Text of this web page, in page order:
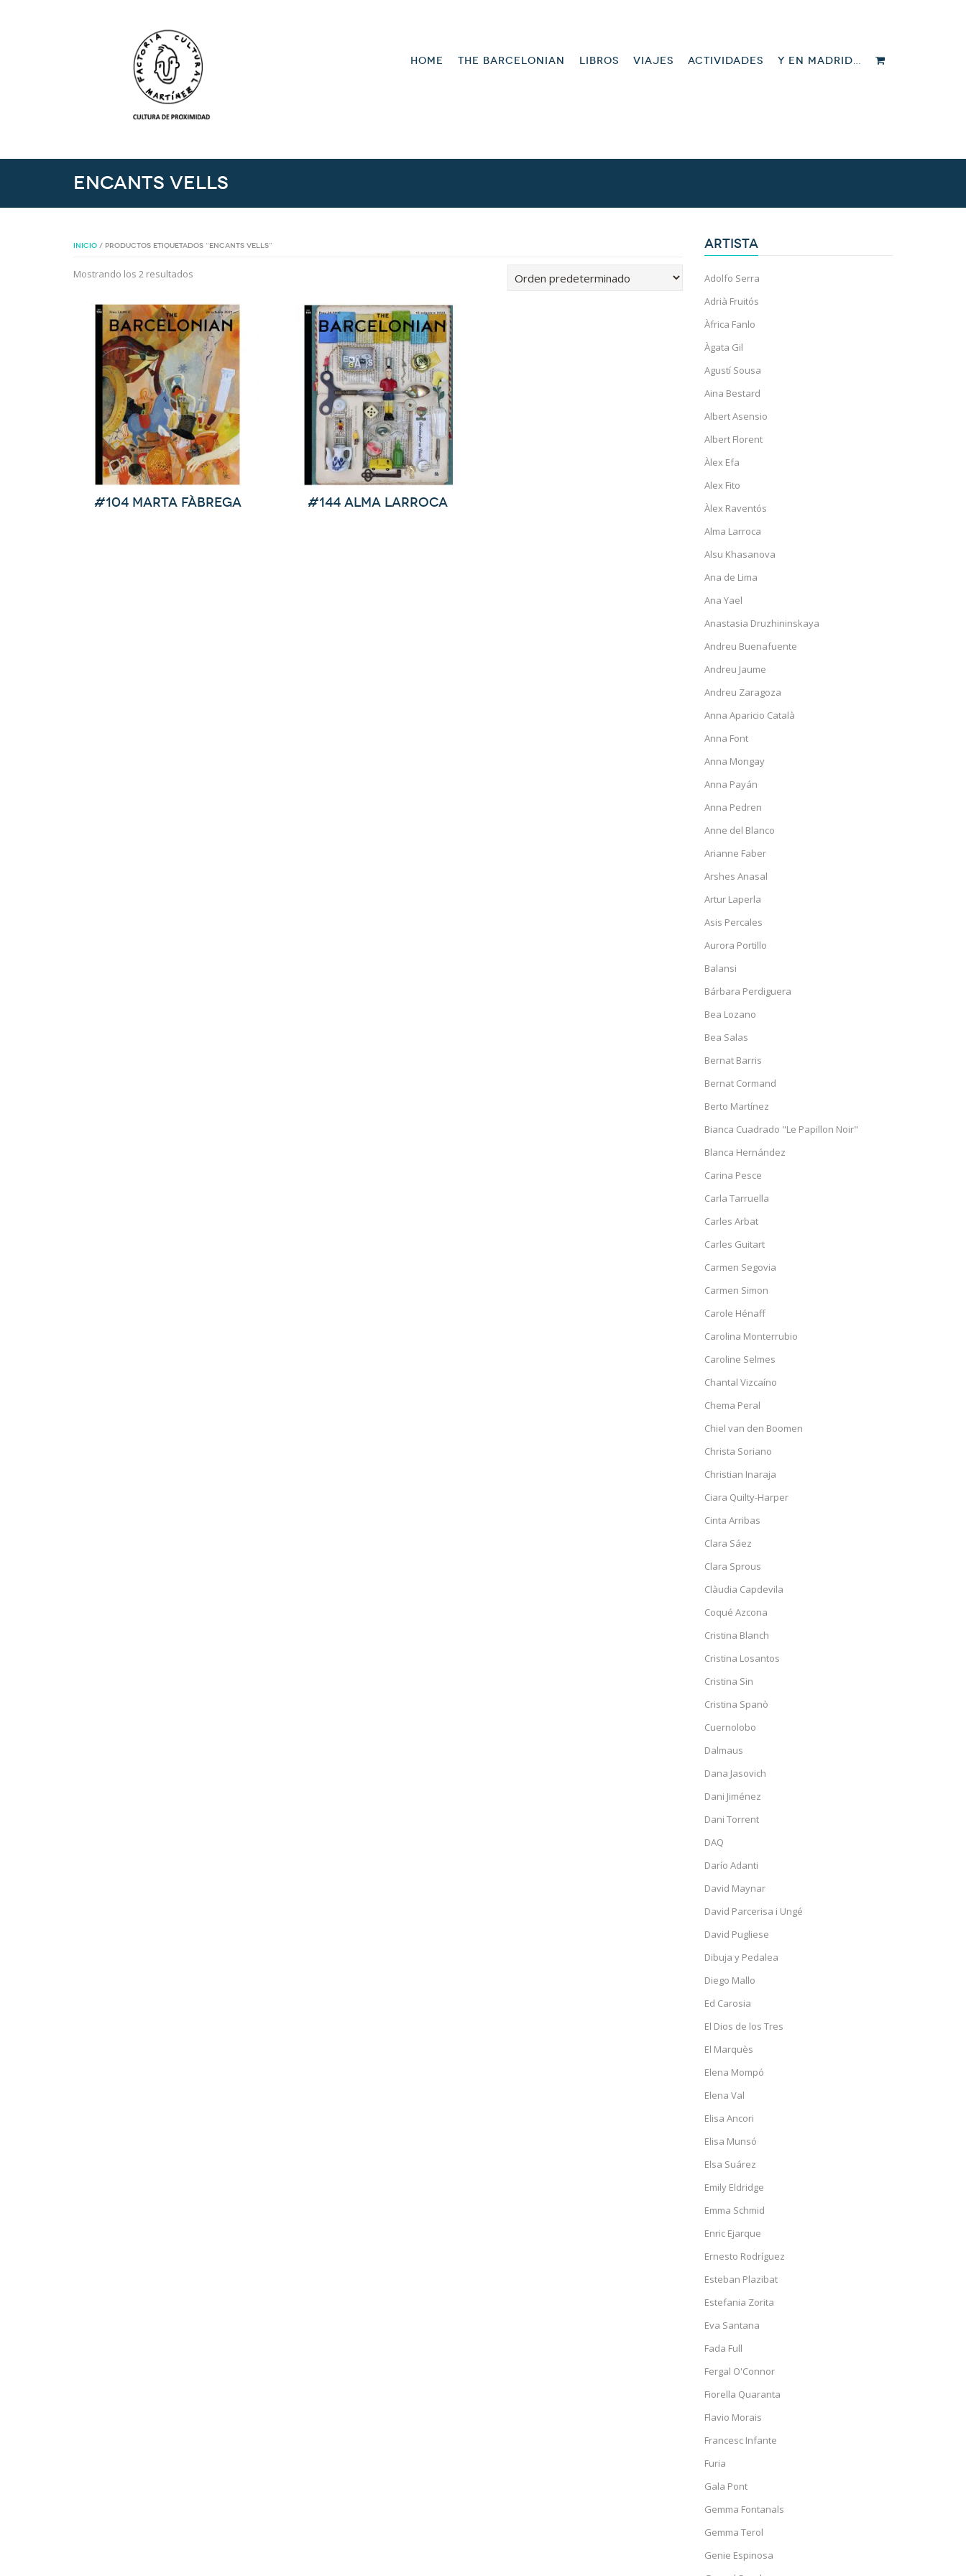
HOME THE BARCELONIAN LIBROS VIAJES ACTIVIDADES Y EN MADRID…
Encants Vells
INICIO / PRODUCTOS ETIQUETADOS “ENCANTS VELLS”
Mostrando los 2 resultados
#104 Marta Fàbrega #144 Alma Larroca
ARTISTA
Adolfo Serra
Adrià Fruitós
Àfrica Fanlo
Àgata Gil
Agustí Sousa
Aina Bestard
Albert Asensio
Albert Florent
Àlex Efa
Alex Fito
Àlex Raventós
Alma Larroca
Alsu Khasanova
Ana de Lima
Ana Yael
Anastasia Druzhininskaya
Andreu Buenafuente
Andreu Jaume
Andreu Zaragoza
Anna Aparicio Català
Anna Font
Anna Mongay
Anna Payán
Anna Pedren
Anne del Blanco
Arianne Faber
Arshes Anasal
Artur Laperla
Asis Percales
Aurora Portillo
Balansi
Bárbara Perdiguera
Bea Lozano
Bea Salas
Bernat Barris
Bernat Cormand
Berto Martínez
Bianca Cuadrado "Le Papillon Noir"
Blanca Hernández
Carina Pesce
Carla Tarruella
Carles Arbat
Carles Guitart
Carmen Segovia
Carmen Simon
Carole Hénaff
Carolina Monterrubio
Caroline Selmes
Chantal Vizcaíno
Chema Peral
Chiel van den Boomen
Christa Soriano
Christian Inaraja
Ciara Quilty-Harper
Cinta Arribas
Clara Sáez
Clara Sprous
Clàudia Capdevila
Coqué Azcona
Cristina Blanch
Cristina Losantos
Cristina Sin
Cristina Spanò
Cuernolobo
Dalmaus
Dana Jasovich
Dani Jiménez
Dani Torrent
DAQ
Darío Adanti
David Maynar
David Parcerisa i Ungé
David Pugliese
Dibuja y Pedalea
Diego Mallo
Ed Carosia
El Dios de los Tres
El Marquès
Elena Mompó
Elena Val
Elisa Ancori
Elisa Munsó
Elsa Suárez
Emily Eldridge
Emma Schmid
Enric Ejarque
Ernesto Rodríguez
Esteban Plazibat
Estefania Zorita
Eva Santana
Fada Full
Fergal O'Connor
Fiorella Quaranta
Flavio Morais
Francesc Infante
Furia
Gala Pont
Gemma Fontanals
Gemma Terol
Genie Espinosa